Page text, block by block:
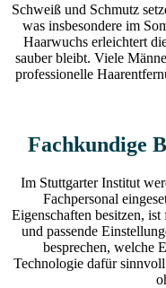
Schweiß und Schmutz
was insbesondere im
Haarwuchs erleichtert
sauber bleibt. Viele
professionelle
Fachkundige
Im Stuttgarter Institut
Fachpersonal
Eigenschaften besitzen,
und passende
besprechen, welche
Technologie dafür